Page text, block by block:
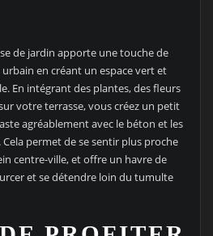
de jardin apporte une touche de
en créant un espace vert et
En intégrant des plantes, des fleurs
votre terrasse, vous créez un petit
agréablement avec le béton et les
permet de se sentir plus proche
centre-ville, et offre un havre de
et se détendre loin du tumulte